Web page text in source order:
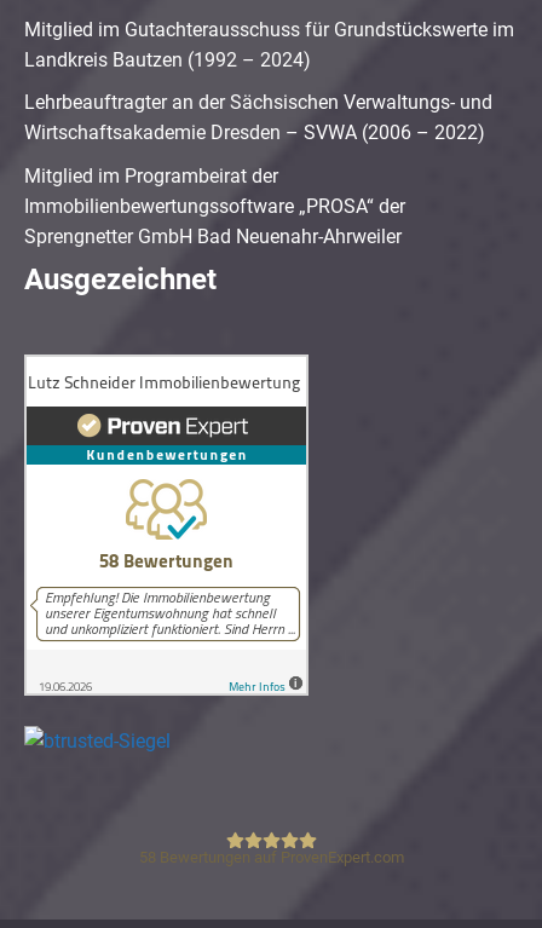
Mitglied im Gutachterausschuss für Grundstückswerte im
Landkreis Bautzen (1992 – 2024)
Lehrbeauftragter an der Sächsischen Verwaltungs- und
Wirtschaftsakademie Dresden – SVWA (2006 – 2022)
Mitglied im Programbeirat der
Immobilienbewertungssoftware „PROSA“ der
Sprengnetter GmbH Bad Neuenahr-Ahrweiler
Ausgezeichnet
Lutz Schneider Immobilienbewertung
58 Bewertungen auf ProvenExpert.com